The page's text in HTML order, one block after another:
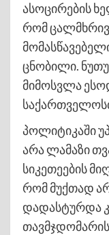
ასოცირების
რომ
ცნობილი. ნუთუ
მიმოსვლა
პოლიტიკაში
არა ლამაზი
სიკეთეების
რომ მუქთად
დადასტურდა